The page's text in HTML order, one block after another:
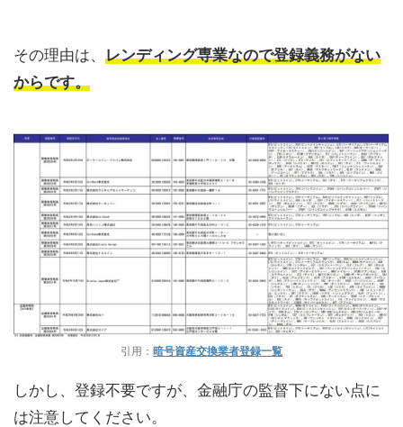
その理由は、 レンディング専業なので登録義務がない
からです。
引用： 暗号資産交換業者登録一覧
しかし、登録不要ですが、金融庁の監督下にない点に
は注意してください。